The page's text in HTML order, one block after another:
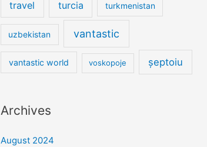
travel turcia turkmenistan
uzbekistan vantastic
vantastic world voskopoje șeptoiu
Archives
August 2024